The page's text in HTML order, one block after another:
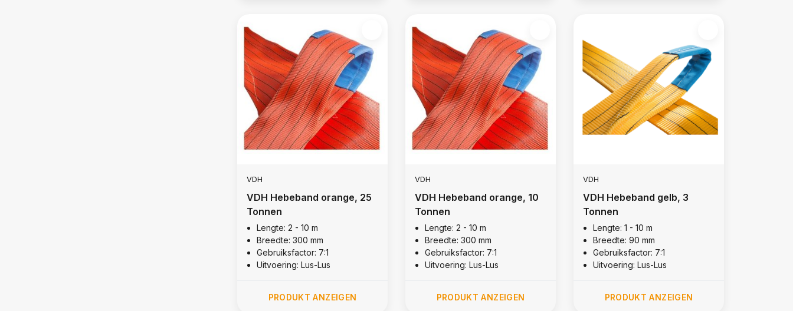
VDH
VDH Hebeband orange, 25
Tonnen
Lengte: 2 - 10 m
Breedte: 300 mm
Gebruiksfactor: 7:1
Uitvoering: Lus-Lus
PRODUKT ANZEIGEN
VDH
VDH Hebeband orange, 10
Tonnen
Lengte: 2 - 10 m
Breedte: 300 mm
Gebruiksfactor: 7:1
Uitvoering: Lus-Lus
PRODUKT ANZEIGEN
VDH
VDH Hebeband gelb, 3
Tonnen
Lengte: 1 - 10 m
Breedte: 90 mm
Gebruiksfactor: 7:1
Uitvoering: Lus-Lus
PRODUKT ANZEIGEN